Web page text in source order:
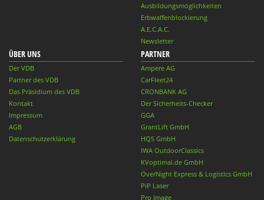
Ausbildungsmöglichkeiten
Erbwaffenblockierung
A.E.C.A.C.
Newsletter
ÜBER UNS
Der VDB
Partner des VDB
Das Präsidium des VDB
Kontakt
Impressum
AGB
Datenschutzerklärung
PARTNER
Ampere AG
CarFleet24
CRONBANK AG
Der Sicherheits-Checker
GGA
GrantLift GmbH
HQS GmbH
IWA OutdoorClassics
KVoptimal.de GmbH
OverNight Express & Logistics GmbH
PiP Laser
Pro Image